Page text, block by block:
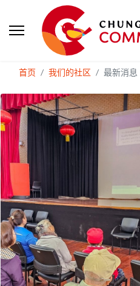
首页 我们的社区 最新消息